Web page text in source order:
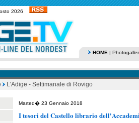
2026
HOME |
L'Adige - Settimanale di Rovigo
Marted� 23 Gennaio 2018
I tesori del Castello librario